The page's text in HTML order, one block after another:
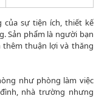
của sự tiện ích, thiết kế
Sản phẩm là người bạn
thêm thuận lợi và thăng
như phòng làm việc
nhà trường nhưng